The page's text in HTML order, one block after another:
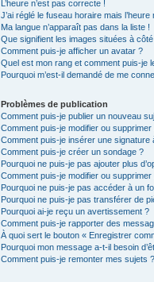
L’heure n’est pas correcte !
J’ai réglé le fuseau horaire mais
Ma langue n’apparaît pas dans la liste !
Que signifient les images situées à
Comment puis-je afficher un avatar ?
Quel est mon rang et comment puis-je
Pourquoi m’est-il demandé de me
Problèmes de publication
Comment puis-je publier un nouveau
Comment puis-je modifier ou
Comment puis-je insérer une signature
Comment puis-je créer un sondage ?
Pourquoi ne puis-je pas ajouter plus
Comment puis-je modifier ou
Pourquoi ne puis-je pas accéder à un
Pourquoi ne puis-je pas transférer de
Pourquoi ai-je reçu un avertissement ?
Comment puis-je rapporter des
À quoi sert le bouton « Enregistrer
Pourquoi mon message a-t-il besoin
Comment puis-je remonter mes sujets ?